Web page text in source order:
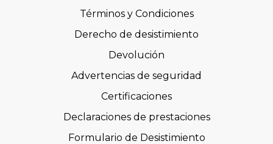
Términos y Condiciones
Derecho de desistimiento
Devolución
Advertencias de seguridad
Certificaciones
Declaraciones de prestaciones
Formulario de Desistimiento